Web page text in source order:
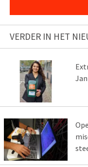
VERDER IN HET